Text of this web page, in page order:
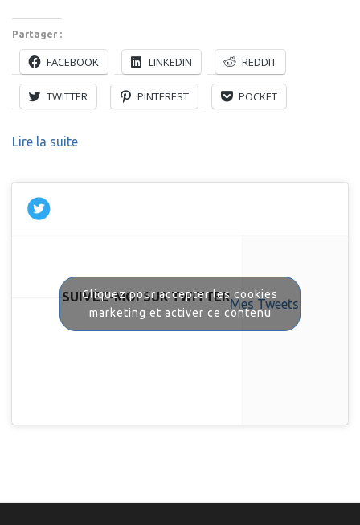
Partager :
FACEBOOK LINKEDIN REDDIT
TWITTER PINTEREST POCKET
Lire la suite
SUIVEZ-MOI SUR TWITTERMes Tweets
Cliquez pour accepter les cookies
marketing et activer ce contenu